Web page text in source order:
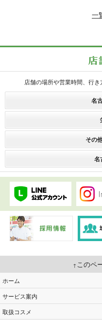
一
店舗の場所や営業時間、行き
名
その
名
このペ
ホーム
サービス案内
取扱コスメ